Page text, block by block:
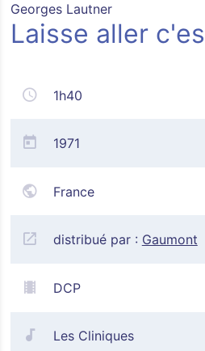
Georges Lautner
Laisse aller
1h40
1971
France
distribué par : Gaumont
DCP
Les Cliniques